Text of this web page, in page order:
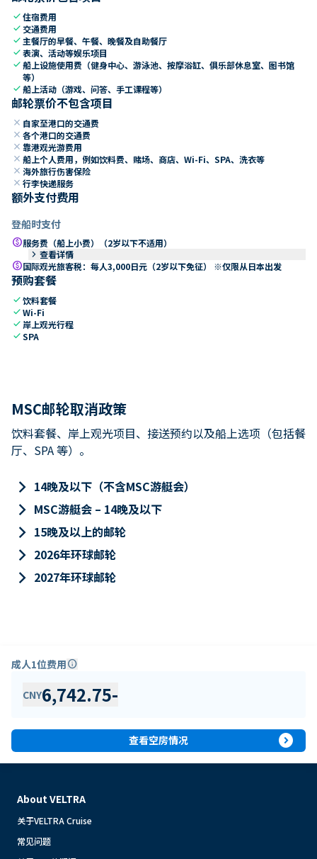
check住宿费用
check 交通费用
check 主餐厅的早餐、午餐、晚餐及自助餐厅
check表演、活动等娱乐项目
check船上设施使用费（健身中心、游泳池、按摩浴缸、俱乐部休息室、图书馆
等）
check船上活动（游戏、问答、手工课程等）
邮轮票价不包含项目
close 自家至港口的交通费
close 各个港口的交通费
close 靠港观光游费用
close 船上个人费用，例如饮料费、赌场、商店、Wi-Fi、SPA、洗衣等
close 海外旅行伤害保险
close 行李快递服务
额外支付费用
登船时支付
paid服务费（船上小费）（2岁以下不适用）
keyboard_arrow_right 查看详情
paid国际观光旅客税：每人3,000日元（2岁以下免征） ※仅限从日本出发
预购套餐
check饮料套餐
checkWi-Fi
check 岸上观光行程
checkSPA
MSC邮轮取消政策
饮料套餐、岸上观光项目、接送预约以及船上选项（包括餐
厅、SPA 等）。
keyboard_arrow_right 14晚及以下（不含MSC游艇会）
keyboard_arrow_right MSC游艇会 – 14晚及以下
keyboard_arrow_right 15晚及以上的邮轮
keyboard_arrow_right 2026年环球邮轮
keyboard_arrow_right 2027年环球邮轮
成人1位费用info
CNY6,742.75-
查看空房情况 expand_circle_right
About VELTRA
关于VELTRA Cruise
常见问题